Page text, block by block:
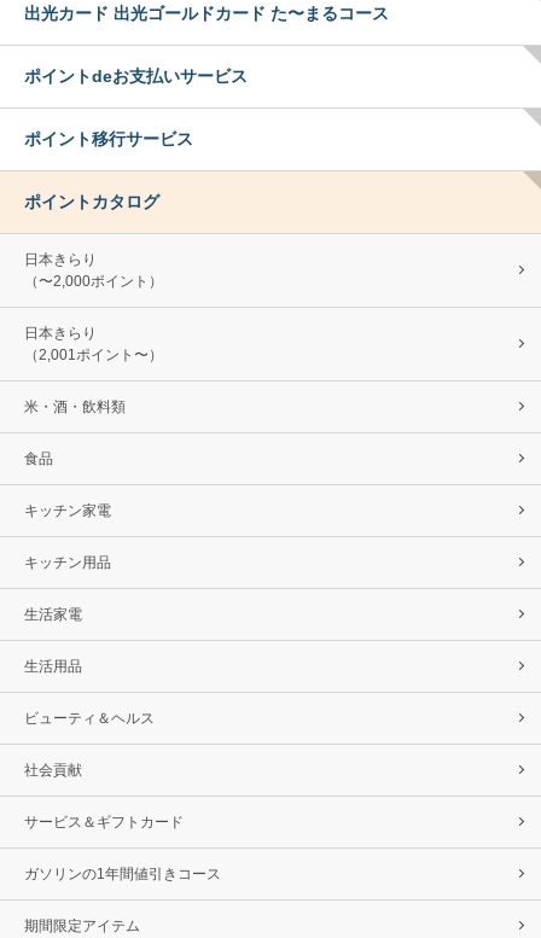
出光カード 出光ゴールドカード た〜まるコース
ポイントdeお支払いサービス
ポイント移行サービス
ポイントカタログ
日本きらり
（〜2,000ポイント）
日本きらり
（2,001ポイント〜）
米・酒・飲料類
食品
キッチン家電
キッチン用品
生活家電
生活用品
ビューティ＆ヘルス
社会貢献
サービス＆ギフトカード
ガソリンの1年間値引きコース
期間限定アイテム